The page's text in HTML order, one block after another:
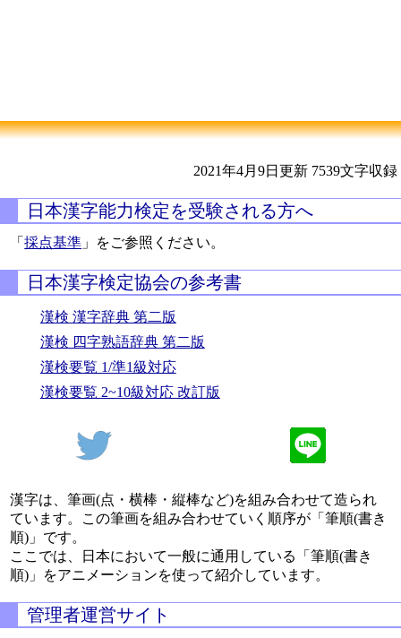
2021年4月9日更新 7539文字収録
日本漢字能力検定を受験される方へ
「採点基準 」をご参照ください。
日本漢字検定協会の参考書
漢検 漢字辞典 第二版
漢検 四字熟語辞典 第二版
漢検要覧 1/準1級対応
漢検要覧 2~10級対応 改訂版
漢字は、筆画(点・横棒・縦棒など)を組み合わせて造られ
ています。この筆画を組み合わせていく順序が「筆順(書き
順)」です。
ここでは、日本において一般に通用している「筆順(書き
順)」をアニメーションを使って紹介しています。
管理者運営サイト